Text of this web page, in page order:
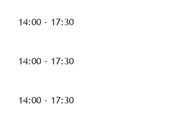
14:00 - 17:30
14:00 - 17:30
14:00 - 17:30